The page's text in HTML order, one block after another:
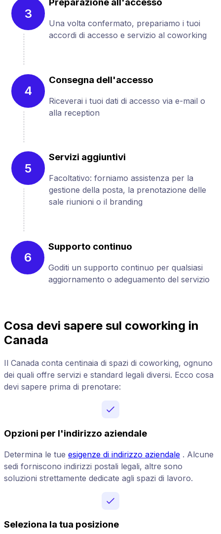
3
Preparazione all'accesso
Una volta confermato, prepariamo i tuoi
accordi di accesso e servizio al coworking
4
Consegna dell'accesso
Riceverai i tuoi dati di accesso via e-mail o
alla reception
5
Servizi aggiuntivi
Facoltativo: forniamo assistenza per la
gestione della posta, la prenotazione delle
sale riunioni o il branding
6
Supporto continuo
Goditi un supporto continuo per qualsiasi
aggiornamento o adeguamento del servizio
Cosa devi sapere sul coworking in
Canada
Il Canada conta centinaia di spazi di coworking, ognuno
dei quali offre servizi e standard legali diversi. Ecco cosa
devi sapere prima di prenotare:
Opzioni per l'indirizzo aziendale
Determina le tue esigenze di indirizzo aziendale . Alcune
sedi forniscono indirizzi postali legali, altre sono
soluzioni strettamente dedicate agli spazi di lavoro.
Seleziona la tua posizione